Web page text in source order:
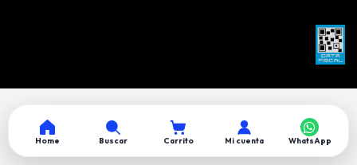
Home Buscar Carrito Mi cuenta